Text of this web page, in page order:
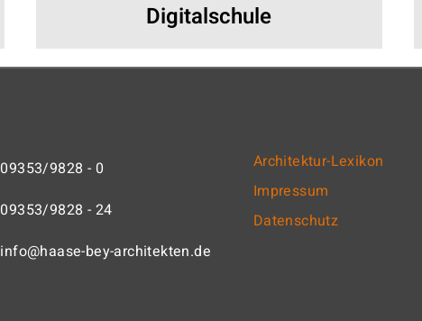
Digitalschule
09353/9828 - 0
09353/9828 - 24
info@haase-bey-architekten.de
Architektur-Lexikon
Impressum
Datenschutz